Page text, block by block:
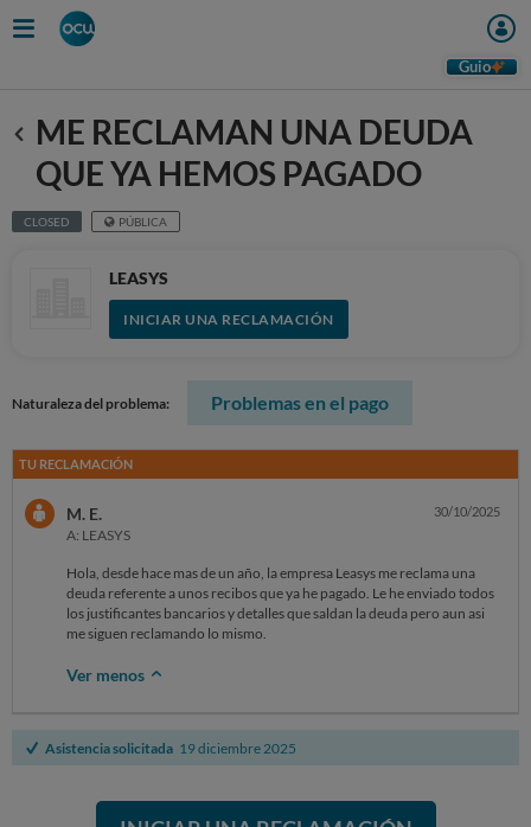
Guio
Anterior
ME RECLAMAN UNA DEUDA
QUE YA HEMOS PAGADO
CLOSED PÚBLICA
LEASYS
INICIAR UNA RECLAMACIÓN
Naturaleza del problema: Problemas en el pago
TU RECLAMACIÓN
M. E.
A: LEASYS
30/10/2025
Hola, desde hace mas de un año, la empresa Leasys me reclama una
deuda referente a unos recibos que ya he pagado. Le he enviado todos
los justificantes bancarios y detalles que saldan la deuda pero aun asi
me siguen reclamando lo mismo.
Ver menos
Asistencia solicitada 19 diciembre 2025